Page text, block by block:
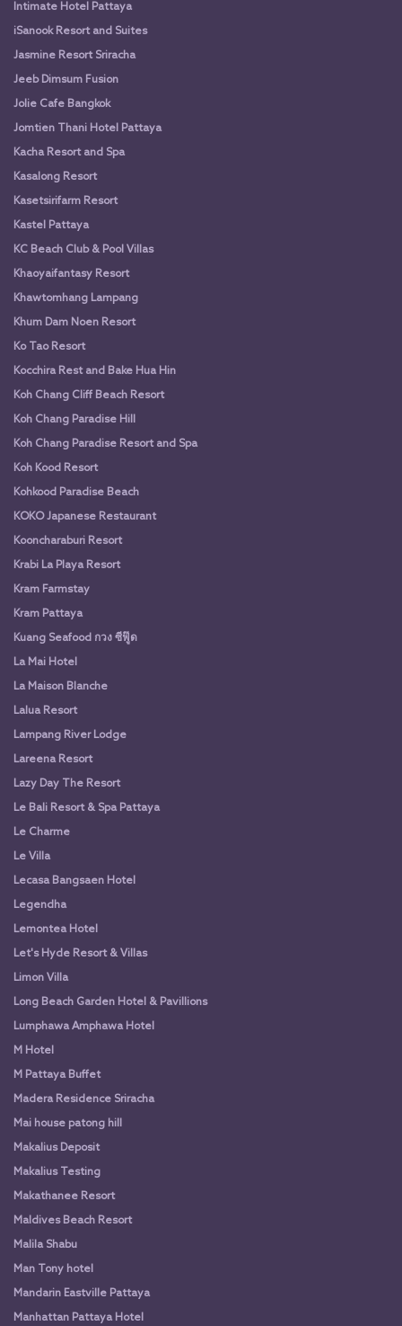
Intimate Hotel Pattaya
iSanook Resort and Suites
Jasmine Resort Sriracha
Jeeb Dimsum Fusion
Jolie Cafe Bangkok
Jomtien Thani Hotel Pattaya
Kacha Resort and Spa
Kasalong Resort
Kasetsirifarm Resort
Kastel Pattaya
KC Beach Club & Pool Villas
Khaoyaifantasy Resort
Khawtomhang Lampang
Khum Dam Noen Resort
Ko Tao Resort
Kocchira Rest and Bake Hua Hin
Koh Chang Cliff Beach Resort
Koh Chang Paradise Hill
Koh Chang Paradise Resort and Spa
Koh Kood Resort
Kohkood Paradise Beach
KOKO Japanese Restaurant
Kooncharaburi Resort
Krabi La Playa Resort
Kram Farmstay
Kram Pattaya
Kuang Seafood กวง ซีฟู๊ด
La Mai Hotel
La Maison Blanche
Lalua Resort
Lampang River Lodge
Lareena Resort
Lazy Day The Resort
Le Bali Resort & Spa Pattaya
Le Charme
Le Villa
Lecasa Bangsaen Hotel
Legendha
Lemontea Hotel
Let's Hyde Resort & Villas
Limon Villa
Long Beach Garden Hotel & Pavillions
Lumphawa Amphawa Hotel
M Hotel
M Pattaya Buffet
Madera Residence Sriracha
Mai house patong hill
Makalius Deposit
Makalius Testing
Makathanee Resort
Maldives Beach Resort
Malila Shabu
Man Tony hotel
Mandarin Eastville Pattaya
Manhattan Pattaya Hotel